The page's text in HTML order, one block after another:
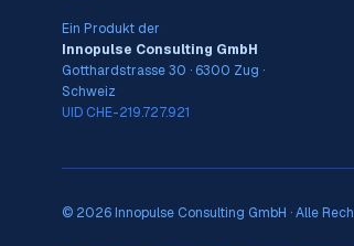
Ein Produkt der
Innopulse Consulting GmbH
Gotthardstrasse 30 · 6300 Zug ·
Schweiz
UID CHE-219.727.921
© 2026 Innopulse Consulting GmbH · Alle